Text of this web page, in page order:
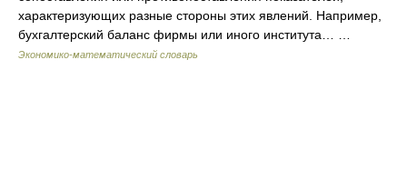
характеризующих разные стороны этих явлений. Например,
бухгалтерский баланс фирмы или иного института… …
Экономико-математический словарь